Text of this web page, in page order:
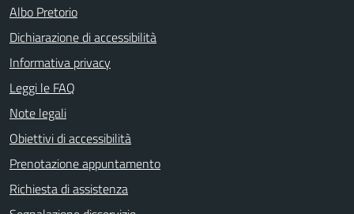
Albo Pretorio
Dichiarazione di accessibilità
Informativa privacy
Leggi le FAQ
Note legali
Obiettivi di accessibilità
Prenotazione appuntamento
Richiesta di assistenza